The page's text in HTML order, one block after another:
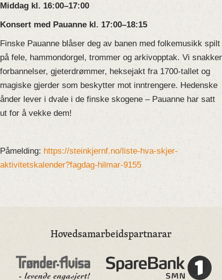
Middag kl. 16:00–17:00
Konsert med Pauanne kl. 17:00–18:15
Finske Pauanne blåser deg av banen med folkemusikk spilt
på fele, hammondorgel, trommer og arkivopptak. Vi snakker
forbannelser, gjeterdrømmer, heksejakt fra 1700-tallet og
magiske gjerder som beskytter mot inntrengere. Hedenske
ånder lever i dvale i de finske skogene – Pauanne har satt
ut for å vekke dem!
Påmelding: https://steinkjernf.no/liste-hva-skjer-
aktivitetskalender?fagdag-hilmar-9155
Hovedsamarbeidspartnarar